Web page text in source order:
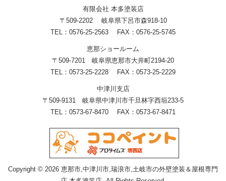
有限会社 本多塗装店
〒509-2202 岐阜県下呂市森918-10
TEL：0576-25-2563 FAX：0576-25-5745
恵那ショールーム
〒509-7201 岐阜県恵那市大井町2194-20
TEL：0573-25-2228 FAX：0573-25-2229
中津川支店
〒509-9131 岐阜県中津川市千旦林字西垣233-5
TEL：0573-67-8470 FAX：0573-67-8471
Copyright © 2026 恵那市,中津川市,瑞浪市,土岐市の外壁塗装＆屋根専門